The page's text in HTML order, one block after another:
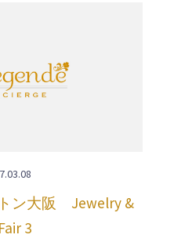
ン大阪 Jewelry &
3